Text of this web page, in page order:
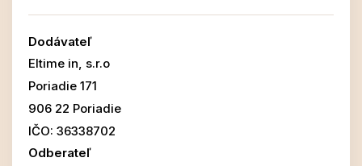
Dodávateľ
Eltime in, s.r.o
Poriadie 171
906 22 Poriadie
IČO: 36338702
Odberateľ